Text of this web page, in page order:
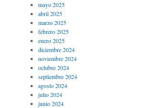
mayo 2025
abril 2025
marzo 2025
febrero 2025
enero 2025
diciembre 2024
noviembre 2024
octubre 2024
septiembre 2024
agosto 2024
julio 2024
junio 2024